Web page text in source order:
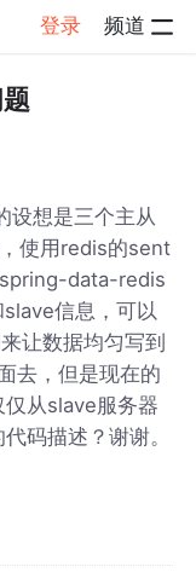
登录 频道
情
设想是三个主从
使用redis的sent
data-redis
信息，可以
让数据均匀写到
去，但是现在的
从slave服务器
码描述？谢谢。